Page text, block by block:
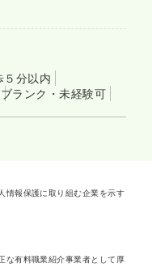
５分以内
ブランク・未経験可
情報保護に取り組む企業を示す
な有料職業紹介事業者として厚